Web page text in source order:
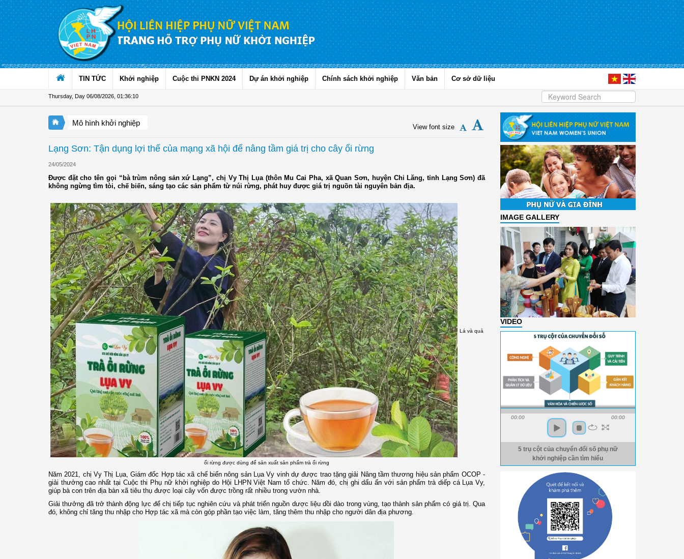
Skip to Content
TIN TỨC Khởi nghiệp Cuộc thi PNKN 2024 Dự án khởi nghiệp Chính sách khởi nghiệp Văn bản Cơ sở dữ liệu
Thursday, Day 06/08/2026 01:36:11
Mô hình khởi nghiệp View font size
Lạng Sơn: Tận dụng lợi thế của mạng xã hội để nâng tầm giá trị cho cây ổi rừng
24/05/2024
Được đặt cho tên gọi “bà trùm nông sản xứ Lạng”, chị Vy Thị Lụa (thôn Mu Cai Pha, xã Quan Sơn, huyện Chi Lăng, tỉnh Lạng Sơn) đã
không ngừng tìm tòi, chế biến, sáng tạo các sản phẩm từ núi rừng, phát huy được giá trị nguồn tài nguyên bản địa.
Lá và quả
ổi rừng được dùng để sản xuất sản phẩm trà ổi rừng
Năm 2021, chị Vy Thị Lụa, Giám đốc Hợp tác xã chế biến nông sản Lụa Vy vinh dự được trao tặng giải Nâng tầm thương hiệu sản phẩm OCOP -
giải thưởng cao nhất tại Cuộc thi Phụ nữ khởi nghiệp do Hội LHPN Việt Nam tổ chức. Năm đó, chị ghi dấu ấn với sản phẩm trà diếp cá Lụa Vy,
giúp bà con trên địa bàn xã tiêu thụ được loại cây vốn được trồng rất nhiều trong vườn nhà.
Giải thưởng đã trở thành động lực để chị tiếp tục nghiên cứu và phát triển nguồn dược liệu dồi dào trong vùng, tạo thành sản phẩm có giá trị. Qua
đó, không chỉ tăng thu nhập cho Hợp tác xã mà còn góp phần tạo việc làm, tăng thêm thu nhập cho người dân địa phương.
IMAGE GALLERY
VIDEO
00:00 00:00
5 trụ cột của chuyển đổi số phụ nữ
khởi nghiệp cần tìm hiểu